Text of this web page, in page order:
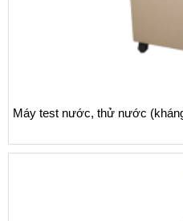
Máy test nước, thử nước